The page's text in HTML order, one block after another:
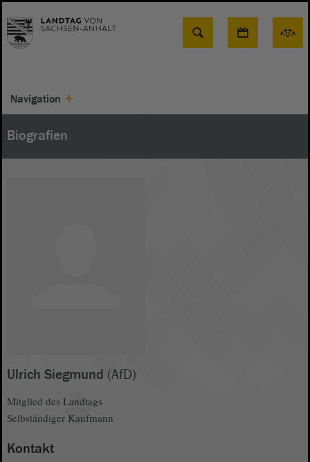
Suche
Navigation
Biografien
Ulrich Siegmund (AfD)
Mitglied des Landtags
Selbständiger Kaufmann
Kontakt